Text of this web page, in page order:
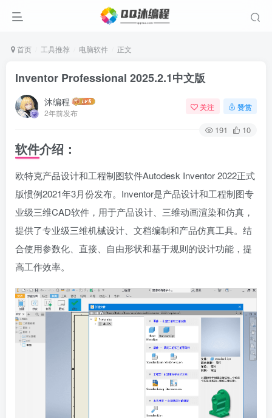
首页 工具推荐 电脑软件 正文
Inventor Professional 2025.2.1中文版
沐编程
2年前发布
关注 赞赏
191 10
软件介绍：
欧特克产品设计和工程制图软件Autodesk Inventor 2022正式
版惯例2021年3月份发布。Inventor是产品设计和工程制图专
业级三维CAD软件，用于产品设计、三维动画渲染和仿真，
提供了专业级三维机械设计、文档编制和产品仿真工具。结
合使用参数化、直接、自由形状和基于规则的设计功能，提
高工作效率。